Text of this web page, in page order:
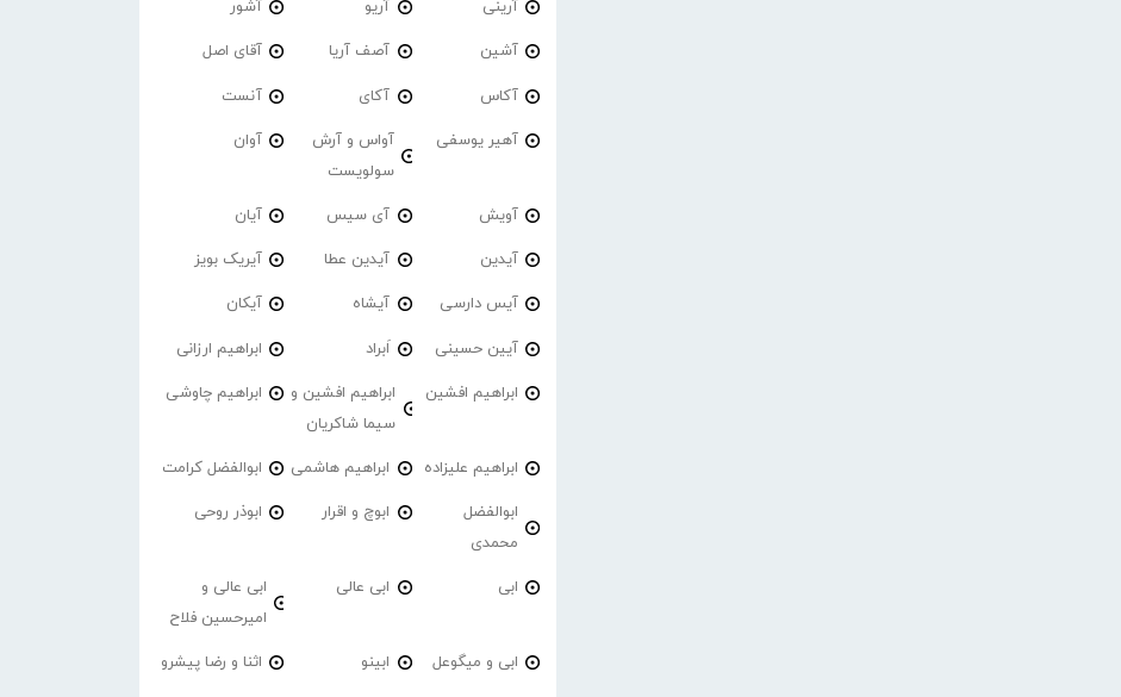
آرینی آریو آشور
آشین آصف آریا آقای اصل
آکاس آکای آنست
آهیر یوسفی
آواس و آرش
سولویست
آوان
آویش آی سیس آیان
آیدین آیدین عطا آیریک بویز
آیس دارسی آیشاه آیکان
آیین حسینی اَبراد ابراهیم ارزانی
ابراهیم افشین
ابراهیم افشین و
سیما شاکریان
ابراهیم چاوشی
ابراهیم علیزاده ابراهیم هاشمی ابوالفضل کرامت
ابوالفضل
محمدی
ابوچ و اقرار ابوذر روحی
ابی ابی عالی
ابی عالی و
امیرحسین فلاح
ابی و میگوعل ابینو اثنا و رضا پیشرو